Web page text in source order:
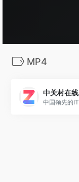
MP4
中关村在线